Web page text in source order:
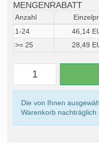
MENGENRABATT
Anzahl
1-24
46,14
>= 25
28,49
Die von Ihnen
Warenkorb nachträglich